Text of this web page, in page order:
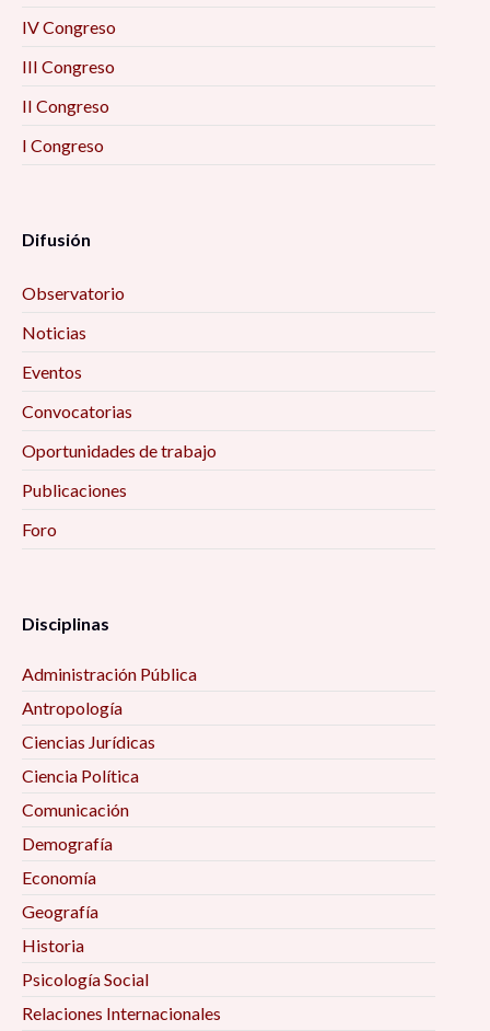
IV Congreso
III Congreso
II Congreso
I Congreso
Difusión
Observatorio
Noticias
Eventos
Convocatorias
Oportunidades de trabajo
Publicaciones
Foro
Disciplinas
Administración Pública
Antropología
Ciencias Jurídicas
Ciencia Política
Comunicación
Demografía
Economía
Geografía
Historia
Psicología Social
Relaciones Internacionales